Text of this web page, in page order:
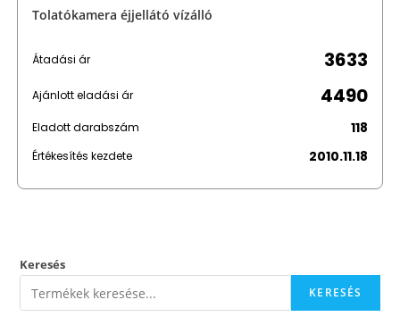
Tolatókamera éjjellátó vízálló
Átadási ár 3633
Ajánlott eladási ár 4490
Eladott darabszám 118
Értékesítés kezdete 2010.11.18
Keresés
KERESÉS